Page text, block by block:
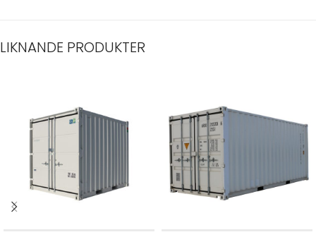
LIKNANDE PRODUKTER